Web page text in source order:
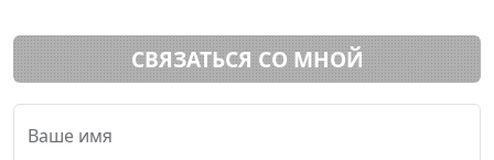
СВЯЗАТЬСЯ СО МНОЙ
Ваше имя